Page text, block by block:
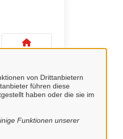
von Drittanbietern
führen diese
haben oder die sie im
Funktionen unserer